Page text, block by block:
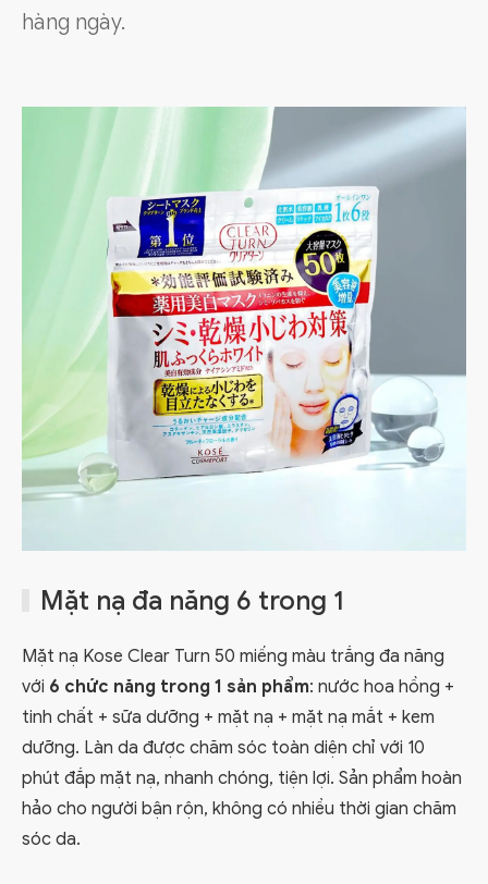
hàng ngày.
Mặt nạ đa năng 6 trong 1
Mặt nạ Kose Clear Turn 50 miếng màu trắng đa năng
với 6 chức năng trong 1 sản phẩm: nước hoa hồng +
tinh chất + sữa dưỡng + mặt nạ + mặt nạ mắt + kem
dưỡng. Làn da được chăm sóc toàn diện chỉ với 10
phút đắp mặt nạ, nhanh chóng, tiện lợi. Sản phẩm hoàn
hảo cho người bận rộn, không có nhiều thời gian chăm
sóc da.